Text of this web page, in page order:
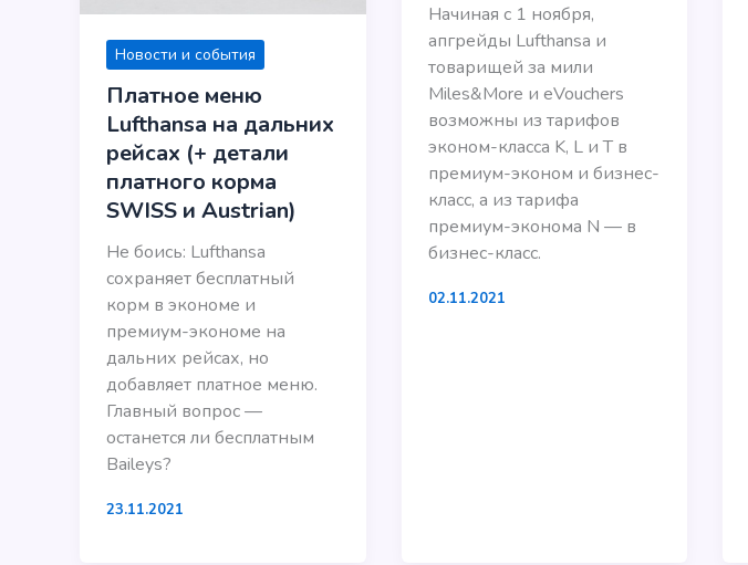
Новости и события
Платное меню
Lufthansa на дальних
рейсах (+ детали
платного корма
SWISS и Austrian)
Не боись: Lufthansa
сохраняет бесплатный
корм в экономе и
премиум-экономе на
дальних рейсах, но
добавляет платное меню.
Главный вопрос —
останется ли бесплатным
Baileys?
23.11.2021
Начиная с 1 ноября,
апгрейды Lufthansa и
товарищей за мили
Miles&More и eVouchers
возможны из тарифов
эконом-класса K, L и T в
премиум-эконом и бизнес-
класс, а из тарифа
премиум-эконома N — в
бизнес-класс.
02.11.2021